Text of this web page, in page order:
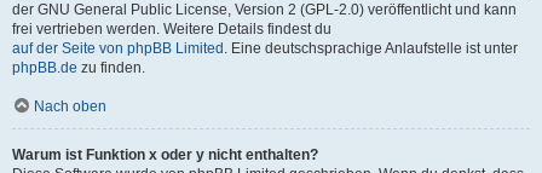
der GNU General Public License, Version 2 (GPL-2.0) veröffentlicht und kann
frei vertrieben werden. Weitere Details findest du
auf der Seite von phpBB Limited . Eine deutschsprachige Anlaufstelle ist unter
phpBB.de zu finden.
Nach oben
Warum ist Funktion x oder y nicht enthalten?